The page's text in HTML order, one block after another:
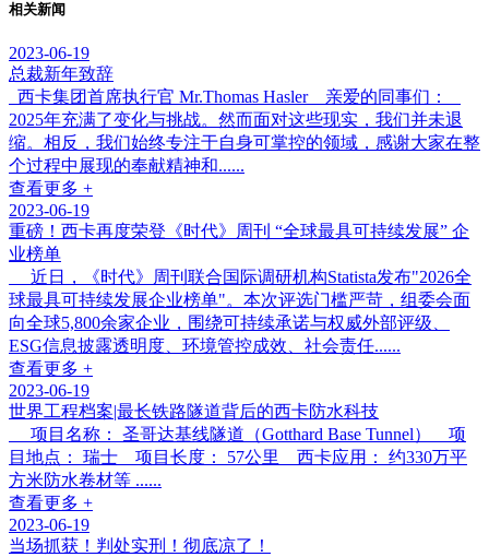
相关新闻
2023-06-19
总裁新年致辞
西卡集团首席执行官 Mr.Thomas Hasler 亲爱的同事们：
2025年充满了变化与挑战。然而面对这些现实，我们并未退
缩。相反，我们始终专注于自身可掌控的领域，感谢大家在整
个过程中展现的奉献精神和......
查看更多 +
2023-06-19
重磅！西卡再度荣登《时代》周刊 “全球最具可持续发展” 企
业榜单
近日，《时代》周刊联合国际调研机构Statista发布"2026全
球最具可持续发展企业榜单"。本次评选门槛严苛，组委会面
向全球5,800余家企业，围绕可持续承诺与权威外部评级、
ESG信息披露透明度、环境管控成效、社会责任......
查看更多 +
2023-06-19
世界工程档案|最长铁路隧道背后的西卡防水科技
项目名称： 圣哥达基线隧道（Gotthard Base Tunnel） 项
目地点： 瑞士 项目长度： 57公里 西卡应用： 约330万平
方米防水卷材等 ......
查看更多 +
2023-06-19
当场抓获！判处实刑！彻底凉了！